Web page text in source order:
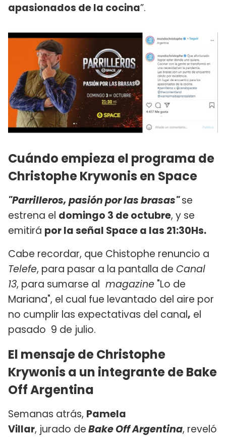
apasionados de la cocina”.
Cuándo empieza el programa de
Christophe Krywonis en Space
"Parrilleros, pasión por las brasas"se
estrena el domingo 3 de octubre, y se
emitirá por la señal Space a las 21:30Hs.
Cabe recordar, que Chistophe renuncio a
Telefe, para pasar a la pantalla de Canal
13, para sumarse al magazine "Lo de
Mariana", el cual fue levantado del aire por
no cumplir las expectativas del canal, el
pasado 9 de julio.
El mensaje de Christophe
Krywonis a un integrante de Bake
Off Argentina
Semanas atrás, Pamela
Villar, jurado deBake Off Argentina, reveló